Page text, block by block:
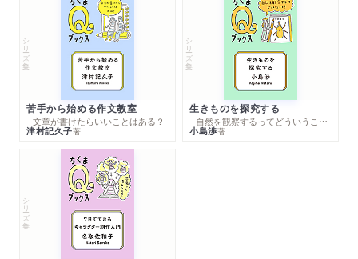
シリーズ・全集
苦手から始める作文教室
─文章が書けたらいいことはある？
津村記久子著
シリーズ・全集
生きものを探究する
─自然を観察するってどういうこと？
小島渉著
シリーズ・全集